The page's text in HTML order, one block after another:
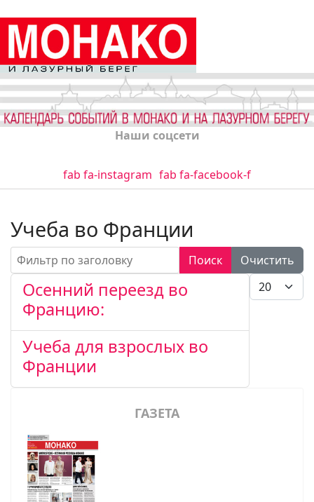
Наши соцсети
fab fa-instagram fab fa-facebook-f
Учеба во Франции
Фильтр по заголовку Поиск
Очистить
Кол-во
Осенний переезд во
Францию:
Учеба для взрослых во
Франции
ГАЗЕТА